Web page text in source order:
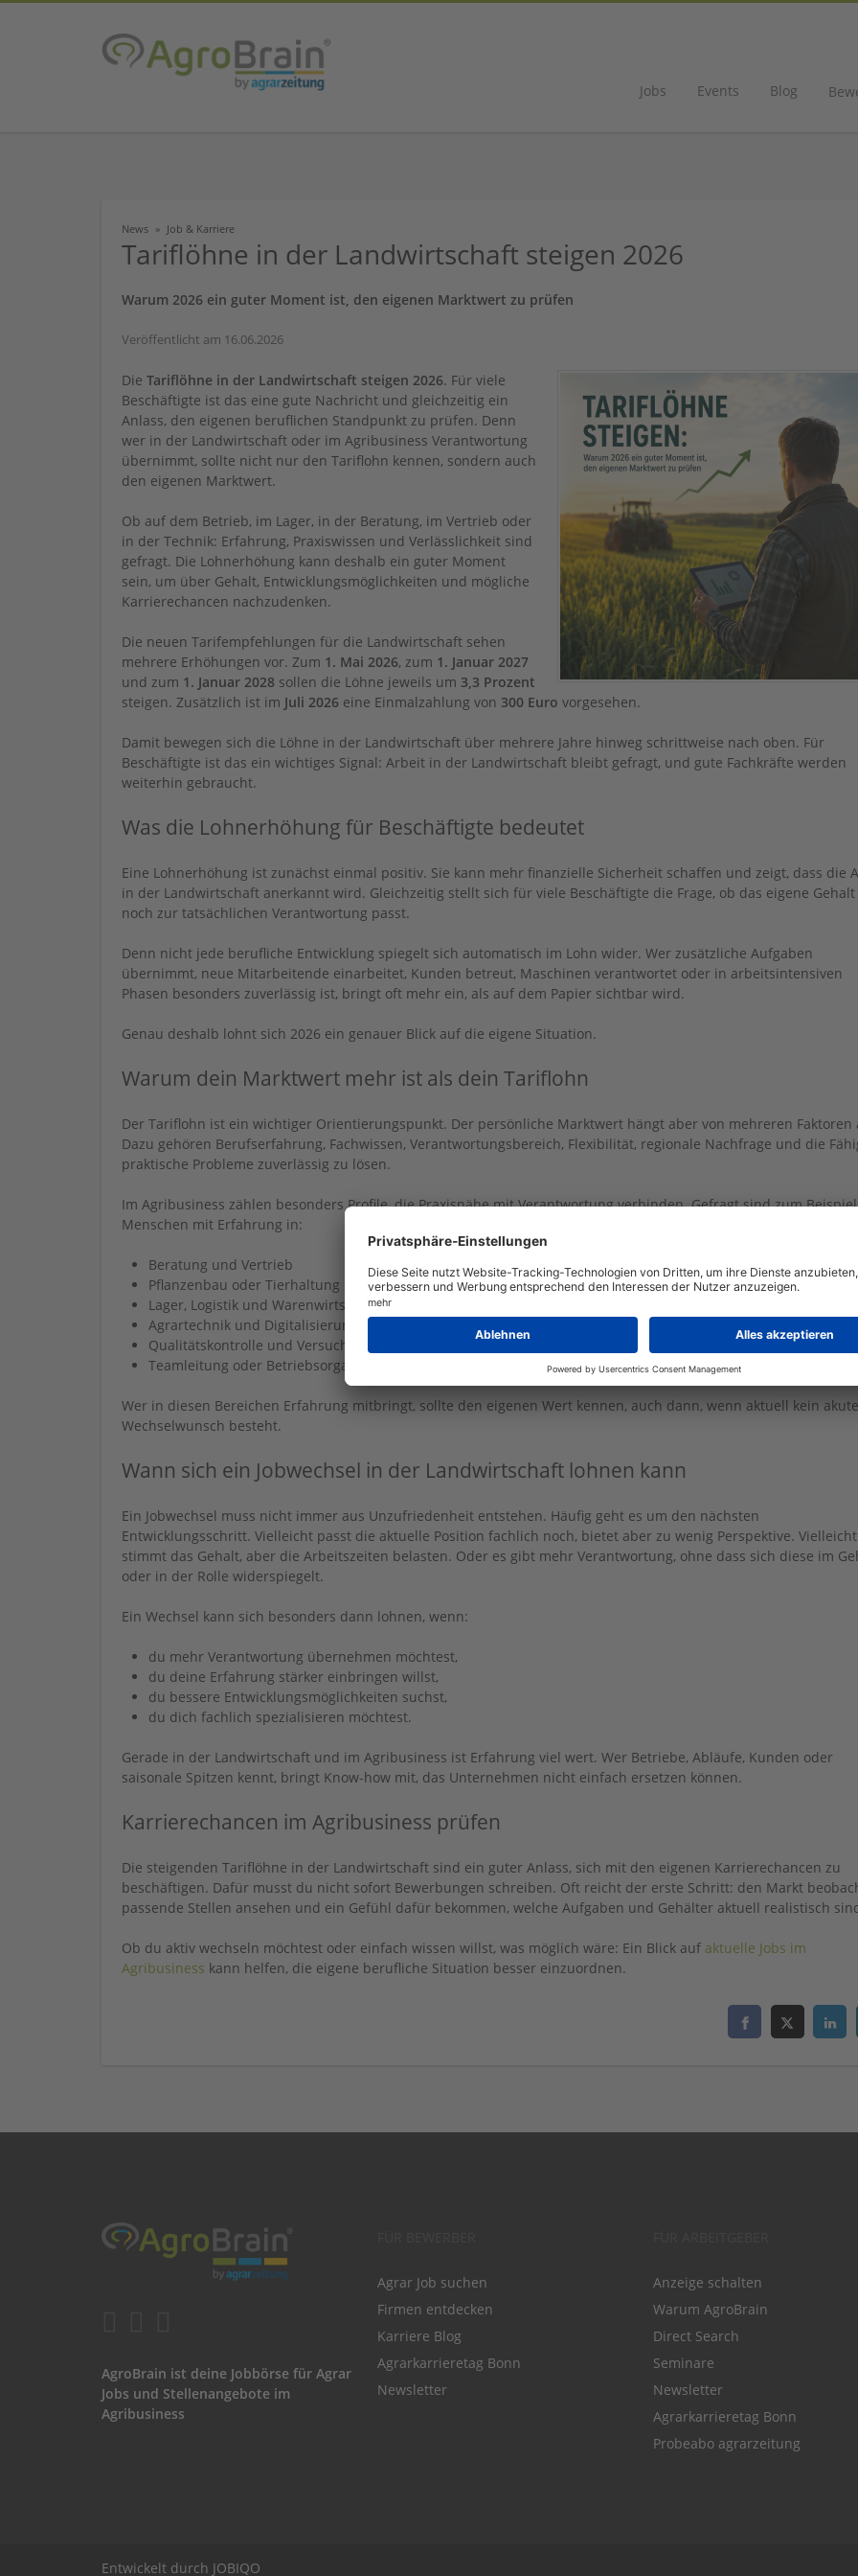
Jobs Events Blog
News Job & Karriere
Tariflöhne in der Landwirtschaft steigen 2026
Warum 2026 ein guter Moment ist, den eigenen Marktwert zu prüfen
Veröffentlicht am 16.06.2026
Die Tariflöhne in der Landwirtschaft steigen 2026. Für viele
Beschäftigte ist das eine gute Nachricht und gleichzeitig ein
Anlass, den eigenen beruflichen Standpunkt zu prüfen. Denn
wer in der Landwirtschaft oder im Agribusiness Verantwortung
übernimmt, sollte nicht nur den Tariflohn kennen, sondern auch
den eigenen Marktwert.
Ob auf dem Betrieb, im Lager, in der Beratung, im Vertrieb oder
in der Technik: Erfahrung, Praxiswissen und Verlässlichkeit sind
gefragt. Die Lohnerhöhung kann deshalb ein guter Moment
sein, um über Gehalt, Entwicklungsmöglichkeiten und mögliche
Karrierechancen nachzudenken.
Die neuen Tarifempfehlungen für die Landwirtschaft sehen
mehrere Erhöhungen vor. Zum 1. Mai 2026, zum 1. Januar 2027
und zum 1. Januar 2028 sollen die Löhne jeweils um 3,3 Prozent
steigen. Zusätzlich ist im Juli 2026 eine Einmalzahlung von 300 Euro vorgesehen.
Damit bewegen sich die Löhne in der Landwirtschaft über mehrere Jahre hinweg schrittweise nach oben. Für
Beschäftigte ist das ein wichtiges Signal: Arbeit in der Landwirtschaft bleibt gefragt, und gute Fachkräfte werden
weiterhin gebraucht.
Was die Lohnerhöhung für Beschäftigte bedeutet
Eine Lohnerhöhung ist zunächst einmal positiv. Sie kann mehr finanzielle Sicherheit schaffen und zeigt, dass die
in der Landwirtschaft anerkannt wird. Gleichzeitig stellt sich für viele Beschäftigte die Frage, ob das eigene Gehalt
noch zur tatsächlichen Verantwortung passt.
Denn nicht jede berufliche Entwicklung spiegelt sich automatisch im Lohn wider. Wer zusätzliche Aufgaben
übernimmt, neue Mitarbeitende einarbeitet, Kunden betreut, Maschinen verantwortet oder in arbeitsintensiven
Phasen besonders zuverlässig ist, bringt oft mehr ein, als auf dem Papier sichtbar wird.
Genau deshalb lohnt sich 2026 ein genauer Blick auf die eigene Situation.
Warum dein Marktwert mehr ist als dein Tariflohn
Der Tariflohn ist ein wichtiger Orientierungspunkt. Der persönliche Marktwert hängt aber von mehreren Faktoren
Dazu gehören Berufserfahrung, Fachwissen, Verantwortungsbereich, Flexibilität, regionale Nachfrage und die
praktische Probleme zuverlässig zu lösen.
Im Agribusiness zählen besonders Profile, die Praxisnähe mit Verantwortung verbinden. Gefragt sind zum Beispiel
Menschen mit Erfahrung in:
Beratung und Vertrieb
Pflanzenbau oder Tierhaltung
Lager, Logistik und Warenwirtschaft
Agrartechnik und Digitalisierung
Qualitätskontrolle und Versuchswesen
Teamleitung oder Betriebsorganisation
Wer in diesen Bereichen Erfahrung mitbringt, sollte den eigenen Wert kennen, auch dann, wenn aktuell kein
Wechselwunsch besteht.
Wann sich ein Jobwechsel in der Landwirtschaft lohnen kann
Ein Jobwechsel muss nicht immer aus Unzufriedenheit entstehen. Häufig geht es um den nächsten
Entwicklungsschritt. Vielleicht passt die aktuelle Position fachlich noch, bietet aber zu wenig Perspektive. Vielleicht
stimmt das Gehalt, aber die Arbeitszeiten belasten. Oder es gibt mehr Verantwortung, ohne dass sich diese im
oder in der Rolle widerspiegelt.
Ein Wechsel kann sich besonders dann lohnen, wenn:
du mehr Verantwortung übernehmen möchtest,
du deine Erfahrung stärker einbringen willst,
du bessere Entwicklungsmöglichkeiten suchst,
du dich fachlich spezialisieren möchtest.
Gerade in der Landwirtschaft und im Agribusiness ist Erfahrung viel wert. Wer Betriebe, Abläufe, Kunden oder
saisonale Spitzen kennt, bringt Know-how mit, das Unternehmen nicht einfach ersetzen können.
Karrierechancen im Agribusiness prüfen
Die steigenden Tariflöhne in der Landwirtschaft sind ein guter Anlass, sich mit den eigenen Karrierechancen zu
beschäftigen. Dafür musst du nicht sofort Bewerbungen schreiben. Oft reicht der erste Schritt: den Markt
passende Stellen ansehen und ein Gefühl dafür bekommen, welche Aufgaben und Gehälter aktuell realistisch
Ob du aktiv wechseln möchtest oder einfach wissen willst, was möglich wäre: Ein Blick auf aktuelle Jobs im
Agribusiness kann helfen, die eigene berufliche Situation besser einzuordnen.
AgroBrain ist deine Jobbörse für Agrar
Jobs und Stellenangebote im
Agribusiness
Agrar Job suchen
Firmen entdecken
Karriere Blog
Agrarkarrieretag Bonn
Newsletter
Anzeige schalten
Warum AgroBrain
Direct Search
Seminare
Newsletter
Agrarkarrieretag Bonn
Probeabo agrarzeitung
Entwickelt durch JOBIQO